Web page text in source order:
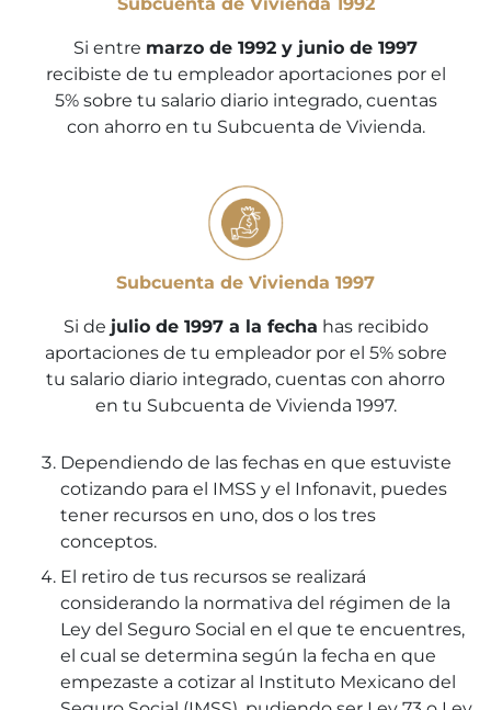
Si entre marzo de 1992 y junio de 1997
recibiste de tu empleador aportaciones por el
5% sobre tu salario diario integrado, cuentas
con ahorro en tu Subcuenta de Vivienda.
Subcuenta de Vivienda 1997
Si de julio de 1997 a la fecha has recibido
aportaciones de tu empleador por el 5% sobre
tu salario diario integrado, cuentas con ahorro
en tu Subcuenta de Vivienda 1997.
Dependiendo de las fechas en que estuviste
cotizando para el IMSS y el Infonavit, puedes
tener recursos en uno, dos o los tres
conceptos.
El retiro de tus recursos se realizará
considerando la normativa del régimen de la
Ley del Seguro Social en el que te encuentres,
el cual se determina según la fecha en que
empezaste a cotizar al Instituto Mexicano del